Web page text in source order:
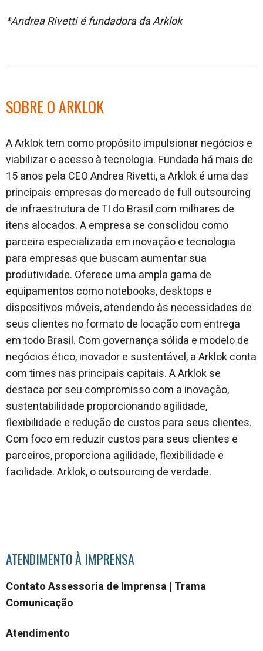
*Andrea Rivetti é fundadora da Arklok
SOBRE O ARKLOK
A Arklok tem como propósito impulsionar negócios e
viabilizar o acesso à tecnologia. Fundada há mais de
15 anos pela CEO Andrea Rivetti, a Arklok é uma das
principais empresas do mercado de full outsourcing
de infraestrutura de TI do Brasil com milhares de
itens alocados. A empresa se consolidou como
parceira especializada em inovação e tecnologia
para empresas que buscam aumentar sua
produtividade. Oferece uma ampla gama de
equipamentos como notebooks, desktops e
dispositivos móveis, atendendo às necessidades de
seus clientes no formato de locação com entrega
em todo Brasil. Com governança sólida e modelo de
negócios ético, inovador e sustentável, a Arklok conta
com times nas principais capitais. A Arklok se
destaca por seu compromisso com a inovação,
sustentabilidade proporcionando agilidade,
flexibilidade e redução de custos para seus clientes.
Com foco em reduzir custos para seus clientes e
parceiros, proporciona agilidade, flexibilidade e
facilidade. Arklok, o outsourcing de verdade.
ATENDIMENTO À IMPRENSA
Contato Assessoria de Imprensa | Trama
Comunicação
Atendimento